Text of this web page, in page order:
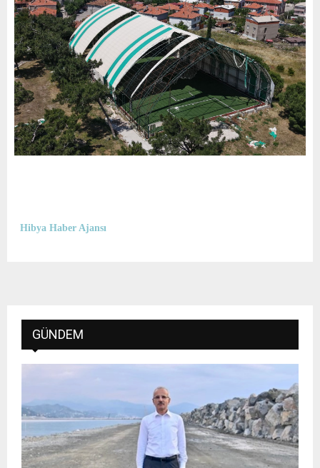
Hibya Haber Ajansı
GÜNDEM